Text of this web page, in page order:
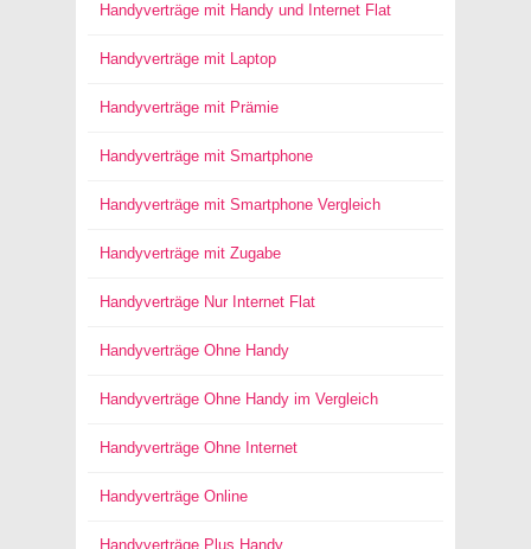
Handyverträge mit Handy und Internet Flat
Handyverträge mit Laptop
Handyverträge mit Prämie
Handyverträge mit Smartphone
Handyverträge mit Smartphone Vergleich
Handyverträge mit Zugabe
Handyverträge Nur Internet Flat
Handyverträge Ohne Handy
Handyverträge Ohne Handy im Vergleich
Handyverträge Ohne Internet
Handyverträge Online
Handyverträge Plus Handy